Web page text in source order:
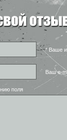
* Ваше
Ваш e-
поля